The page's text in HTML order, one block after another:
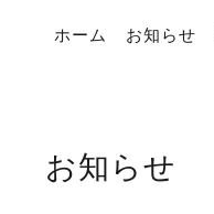
ホーム お知らせ
お知らせ